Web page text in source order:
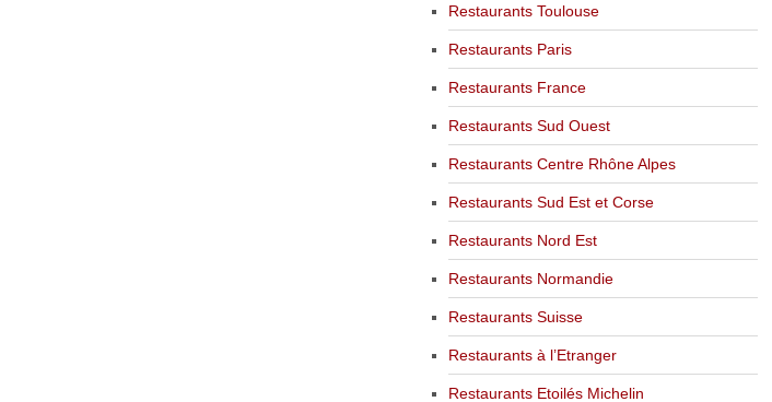
Restaurants Toulouse
Restaurants Paris
Restaurants France
Restaurants Sud Ouest
Restaurants Centre Rhône Alpes
Restaurants Sud Est et Corse
Restaurants Nord Est
Restaurants Normandie
Restaurants Suisse
Restaurants à l’Etranger
Restaurants Etoilés Michelin